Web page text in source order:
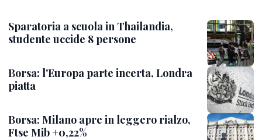
Sparatoria a scuola in Thailandia,
studente uccide 8 persone
Borsa: l'Europa parte incerta, Londra
piatta
Borsa: Milano apre in leggero rialzo,
Ftse Mib +0,22%